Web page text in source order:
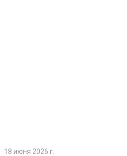
18 июня 2026 г.